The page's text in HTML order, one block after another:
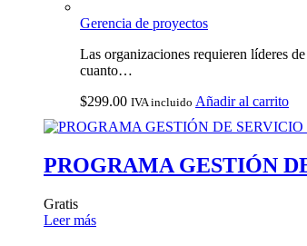
Gerencia de proyectos
Las organizaciones requieren líderes
cuanto…
$299.00 IVA incluido Añadir al carrito
PROGRAMA GESTIÓN
Gratis
Leer más